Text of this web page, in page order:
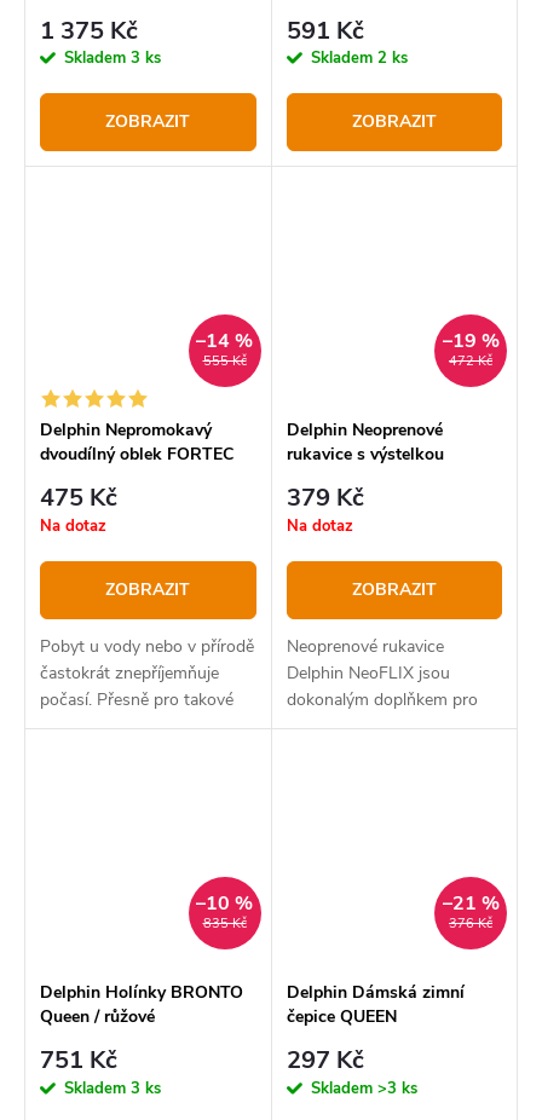
1 375 Kč
Skladem 3 ks
ZOBRAZIT
591 Kč
Skladem 2 ks
ZOBRAZIT
555 Kč
–14 %
Delphin Nepromokavý
dvoudílný oblek FORTEC
475 Kč
Na dotaz
ZOBRAZIT
Pobyt u vody nebo v přírodě
častokrát znepříjemňuje
počasí. Přesně pro takové
případy nabízíme
472 Kč
–19 %
Delphin Neoprenové
rukavice s výstelkou
379 Kč
Na dotaz
ZOBRAZIT
Neoprenové rukavice
Delphin NeoFLIX jsou
dokonalým doplňkem pro
zachování rukou v teple a
835 Kč
–10 %
Delphin Holínky BRONTO
Queen / růžové
751 Kč
Skladem 3 ks
376 Kč
–21 %
Delphin Dámská zimní
čepice QUEEN
297 Kč
Skladem >3 ks